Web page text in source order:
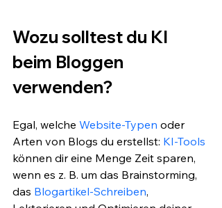
Wozu solltest du KI
beim Bloggen
verwenden?
Egal, welche Website-Typen oder
Arten von Blogs du erstellst: KI-Tools
können dir eine Menge Zeit sparen,
wenn es z. B. um das Brainstorming,
das Blogartikel-Schreiben,